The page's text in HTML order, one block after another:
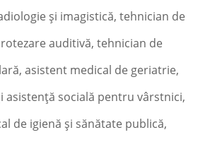
şi imagistică, tehnician de
auditivă, tehnician de
asistent medical de geriatrie,
asistenţă socială pentru vârstnici,
de igienă şi sănătate publică,